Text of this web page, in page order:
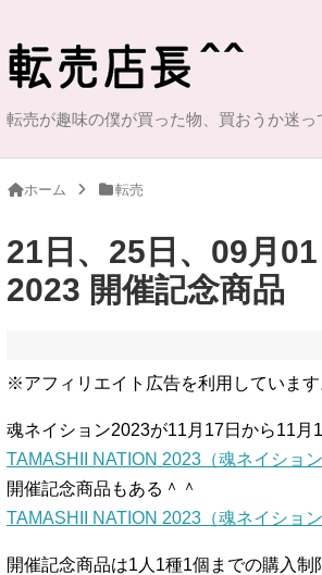
転売が趣味の僕が買った物、買おうか迷
ホーム 転売
21日、25日、09月
2023 開催記念商品
※アフィリエイト広告を利用しています
魂ネイション2023が11月17日から11月
TAMASHII NATION 2023（魂ネイショ
開催記念商品もある＾＾
TAMASHII NATION 2023（魂ネイショ
開催記念商品は1人1種1個までの購入